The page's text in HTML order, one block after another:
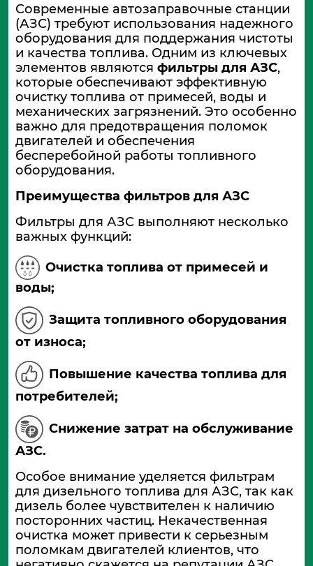
Современные автозаправочные станции
(АЗС) требуют использования надежного
оборудования для поддержания чистоты
и качества топлива. Одним из ключевых
элементов являются фильтры для АЗС,
которые обеспечивают эффективную
очистку топлива от примесей, воды и
механических загрязнений. Это особенно
важно для предотвращения поломок
двигателей и обеспечения
бесперебойной работы топливного
оборудования.
Преимущества фильтров для АЗС
Фильтры для АЗС выполняют несколько
важных функций:
Очистка топлива от примесей и
воды;
Защита топливного оборудования
от износа;
Повышение качества топлива для
потребителей;
Снижение затрат на обслуживание
АЗС.
Особое внимание уделяется фильтрам
для дизельного топлива для АЗС, так как
дизель более чувствителен к наличию
посторонних частиц. Некачественная
очистка может привести к серьезным
поломкам двигателей клиентов, что